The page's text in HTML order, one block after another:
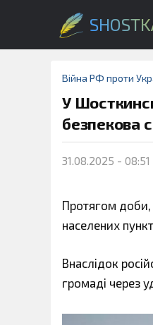
Війна РФ проти
У
безпекова
31.08.2025 - 08:51
Протягом доби,
населених
Внаслідок
громаді через